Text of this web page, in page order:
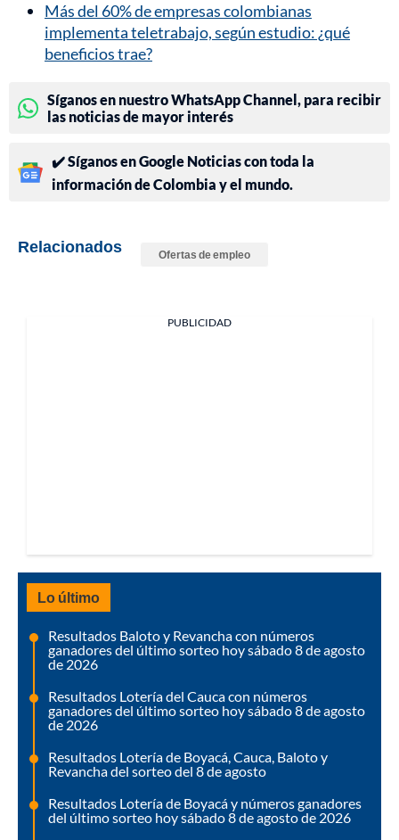
Más del 60% de empresas colombianas
implementa teletrabajo, según estudio: ¿qué
beneficios trae?
Síganos en nuestro WhatsApp Channel, para recibir
las noticias de mayor interés
✔️ Síganos en Google Noticias con toda la
información de Colombia y el mundo.
Relacionados Ofertas de empleo
PUBLICIDAD
Lo último
Resultados Baloto y Revancha con números
ganadores del último sorteo hoy sábado 8 de agosto
de 2026
Resultados Lotería del Cauca con números
ganadores del último sorteo hoy sábado 8 de agosto
de 2026
Resultados Lotería de Boyacá, Cauca, Baloto y
Revancha del sorteo del 8 de agosto
Resultados Lotería de Boyacá y números ganadores
del último sorteo hoy sábado 8 de agosto de 2026